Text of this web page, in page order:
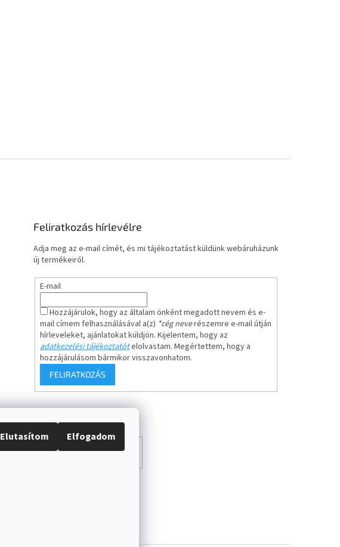
Elutasítom Elfogadom
Feliratkozás hírlevélre
Adja meg az e-mail címét, és mi tájékoztatást küldünk webáruházunk
új termékeiről.
E-mail
Hozzájárulok, hogy az általam önként megadott nevem és e-
mail címem felhasználásával a(z) *cég neverészemre e-mail útján
hírleveleket, ajánlatokat küldjön. Kijelentem, hogy az
adatkezelési tájékoztatótelolvastam. Megértettem, hogy a
hozzájárulásom bármikor visszavonhatom.
FELIRATKOZÁS
KERESÉS